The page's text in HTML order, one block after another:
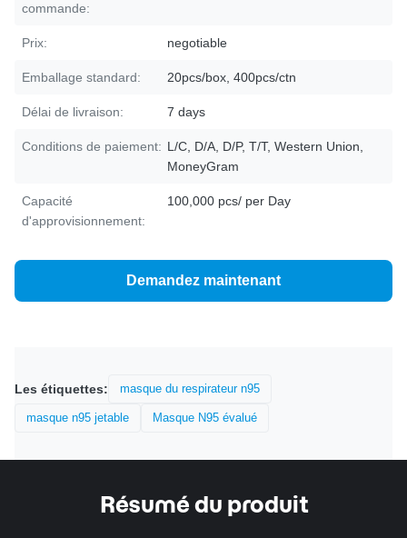
commande:
Prix: negotiable
Emballage standard: 20pcs/box, 400pcs/ctn
Délai de livraison: 7 days
Conditions de paiement: L/C, D/A, D/P, T/T, Western Union,
MoneyGram
Capacité
d'approvisionnement:
100,000 pcs/ per Day
Demandez maintenant
Les étiquettes: masque du respirateur n95
masque n95 jetable Masque N95 évalué
Résumé du produit